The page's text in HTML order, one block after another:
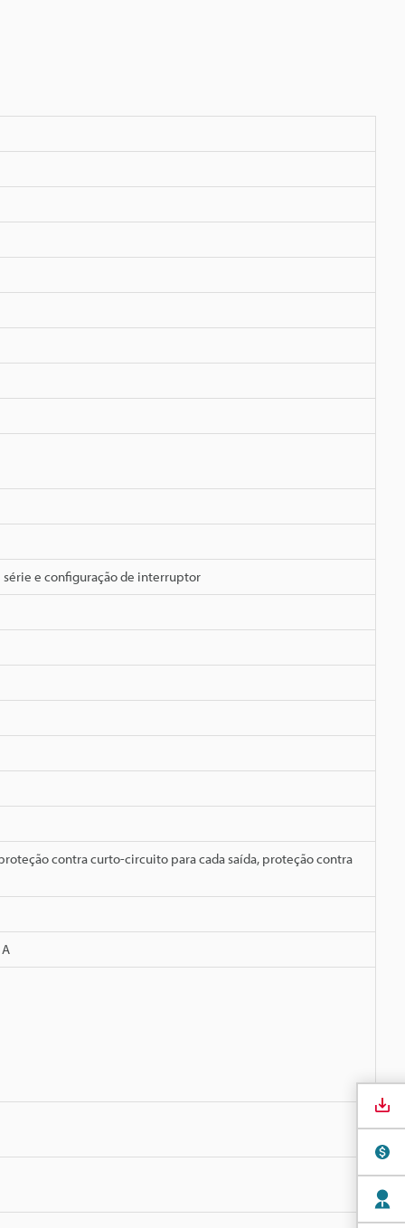
e configuração de interruptor
contra curto-circuito para cada saída, proteção contra